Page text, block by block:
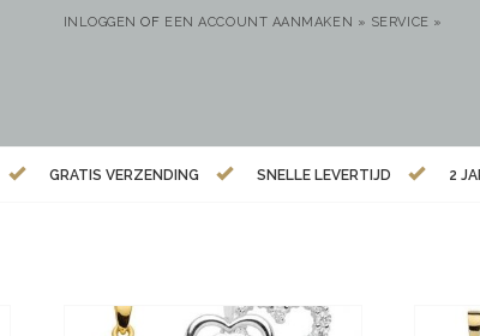
INLOGGEN OF EEN ACCOUNT AANMAKEN » SERVICE »
GRATIS VERZENDING SNELLE LEVERTIJD 2